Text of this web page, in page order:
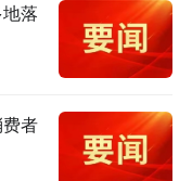
落
者